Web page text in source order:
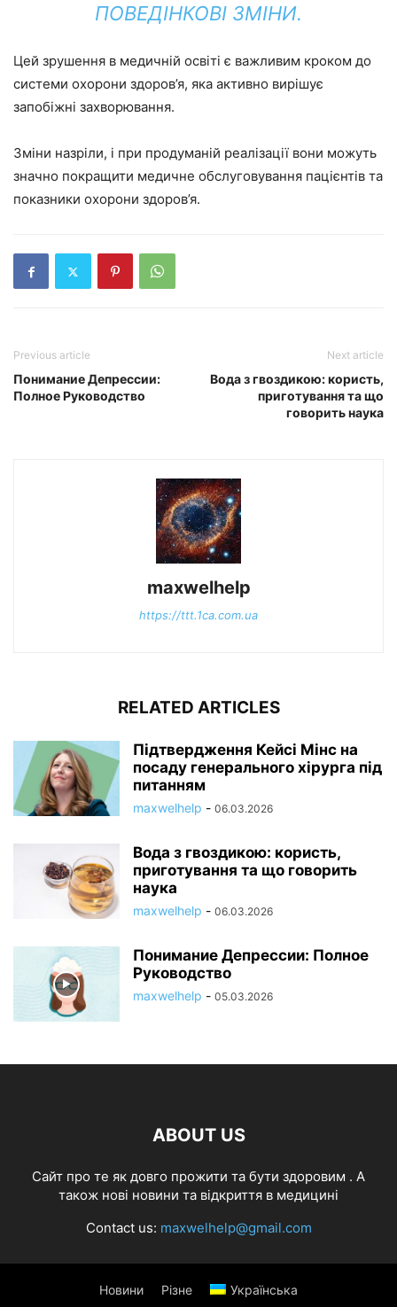
ПОВЕДІНКОВІ ЗМІНИ.
Цей зрушення в медичній освіті є важливим кроком до
системи охорони здоров’я, яка активно вирішує
запобіжні захворювання.
Зміни назріли, і при продуманій реалізації вони можуть
значно покращити медичне обслуговування пацієнтів та
показники охорони здоров’я.
Previous article
Понимание Депрессии:
Полное Руководство
Next article
Вода з гвоздикою: користь,
приготування та що
говорить наука
maxwelhelp
https://ttt.1ca.com.ua
RELATED ARTICLES
Підтвердження Кейсі Мінс на
посаду генерального хірурга під
питанням
maxwelhelp - 06.03.2026
Вода з гвоздикою: користь,
приготування та що говорить
наука
maxwelhelp - 06.03.2026
Понимание Депрессии: Полное
Руководство
maxwelhelp - 05.03.2026
ABOUT US
Cайт про те як довго прожити та бути здоровим . А
також нові новини та відкриття в медицині
Contact us: maxwelhelp@gmail.com
Новини Різне Українська